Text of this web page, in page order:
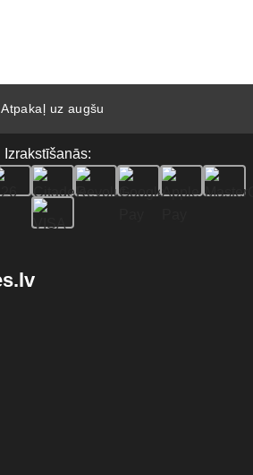
Atpakaļ uz augšu
Izrakstīšanās: